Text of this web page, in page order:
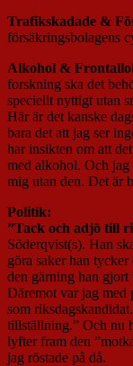
Trafikskadade &
försäkringsbolagens
Alkohol &
forskning ska det
speciellt nyttigt utan
Här är det kanske
bara det att jag ser
har insikten om att
med alkohol. Och jag
mig utan den. Det är
Politik:
”Tack och adjö till
Söderqvist(s). Han
göra saker han
den gärning han
Däremot var jag med
som
tillställning.” Och nu
lyfter fram den
jag röstade på då.